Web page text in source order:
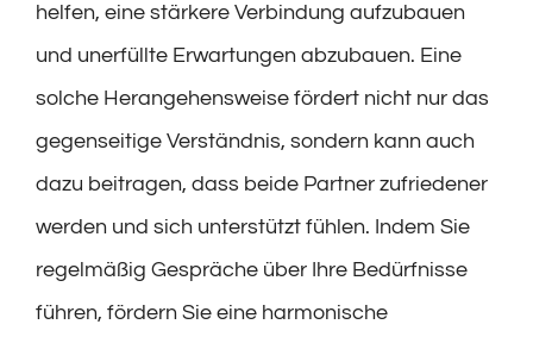
helfen, eine stärkere Verbindung aufzubauen
und unerfüllte Erwartungen abzubauen. Eine
solche Herangehensweise fördert nicht nur das
gegenseitige Verständnis, sondern kann auch
dazu beitragen, dass beide Partner zufriedener
werden und sich unterstützt fühlen. Indem Sie
regelmäßig Gespräche über Ihre Bedürfnisse
führen, fördern Sie eine harmonische